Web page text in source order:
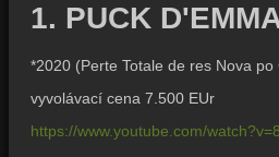
1. PUCK
*2020 (Perte Totale de res Nova
vyvolávací cena 7.500 EUr
https://www.youtube.com/